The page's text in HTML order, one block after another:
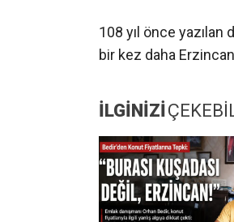
108 yıl önce
bir kez daha
İLGİNİZİ